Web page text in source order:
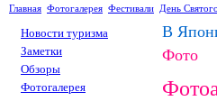
Главная Фотогалерея Фестивали День
Новости туризма
Заметки
Обзоры
Фотогалерея
В
Фото